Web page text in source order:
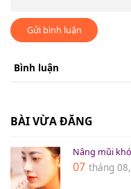
Gửi bình luận
Bình luận
BÀI VỪA ĐĂNG
Nâng mũi
07 tháng